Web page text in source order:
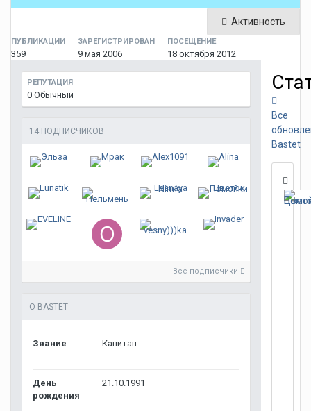
Активность
ПУБЛИКАЦИИ
359
ЗАРЕГИСТРИРОВАН
9 мая 2006
ПОСЕЩЕНИЕ
18 октября 2012
РЕПУТАЦИЯ
0 Обычный
14 ПОДПИСЧИКОВ
Все подписчики
О BASTET
Звание Капитан
День
рождения
21.10.1991
Все
Bastet